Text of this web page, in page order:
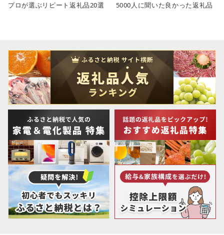
プロが選ぶリピート返礼品20選 5000人に聞いた良かった返礼品